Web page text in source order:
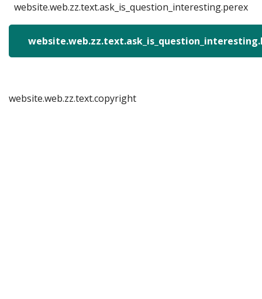
website.web.zz.text.ask_is_question_interesting.perex
website.web.zz.text.copyright